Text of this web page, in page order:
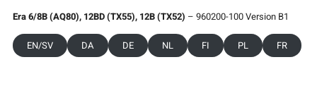
Era 6/8B (AQ80), 12BD (TX55), 12B (TX52) – 960200-100 Version B1
EN/SV DA DE NL FI PL FR